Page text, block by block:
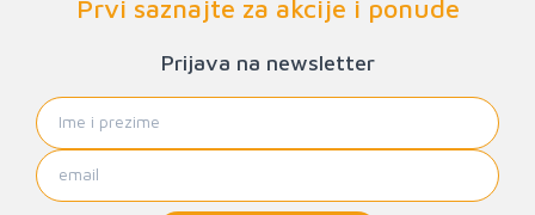
Prvi saznajte za akcije i ponude
Prijava na newsletter